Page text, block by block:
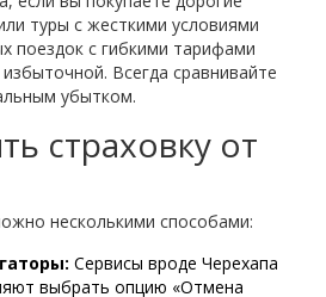
туры с жесткими условиями
поездок с гибкими тарифами
Всегда сравнивайте
убытком.
страховку от
несколькими способами:
Сервисы вроде Черехапа
выбрать опцию «Отмена